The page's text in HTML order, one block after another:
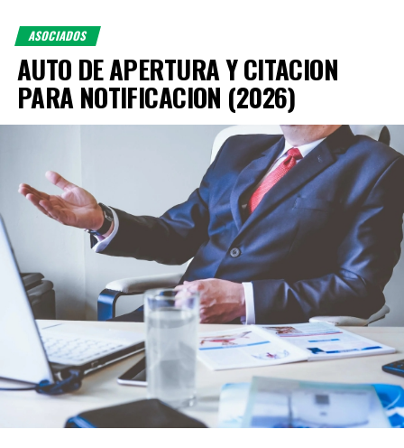
ASOCIADOS
AUTO DE APERTURA Y CITACION
PARA NOTIFICACION (2026)